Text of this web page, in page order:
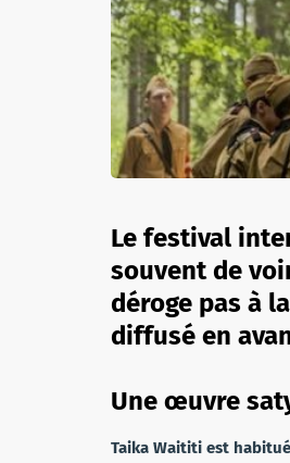
Le festival
souvent de
déroge pas à
diffusé en
Une œuvre
Taika Waititi est